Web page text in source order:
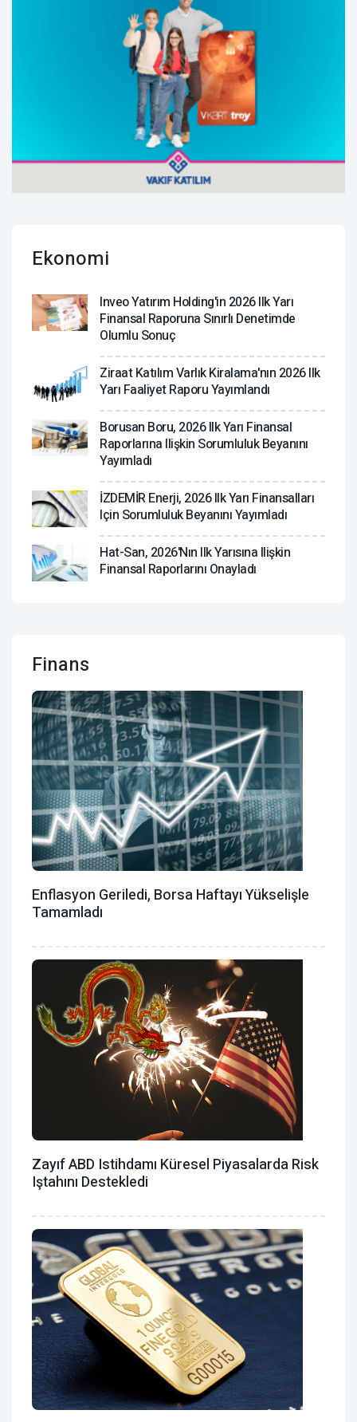
Ekonomi
Inveo Yatırım Holding'in 2026 Ilk Yarı
Finansal Raporuna Sınırlı Denetimde
Olumlu Sonuç
Ziraat Katılım Varlık Kiralama'nın 2026 Ilk
Yarı Faaliyet Raporu Yayımlandı
Borusan Boru, 2026 Ilk Yarı Finansal
Raporlarına Ilişkin Sorumluluk Beyanını
Yayımladı
İZDEMİR Enerji, 2026 Ilk Yarı Finansalları
Için Sorumluluk Beyanını Yayımladı
Hat-San, 2026'nın Ilk Yarısına Ilişkin
Finansal Raporlarını Onayladı
Finans
Enflasyon Geriledi, Borsa Haftayı Yükselişle
Tamamladı
Zayıf ABD Istihdamı Küresel Piyasalarda Risk
Iştahını Destekledi